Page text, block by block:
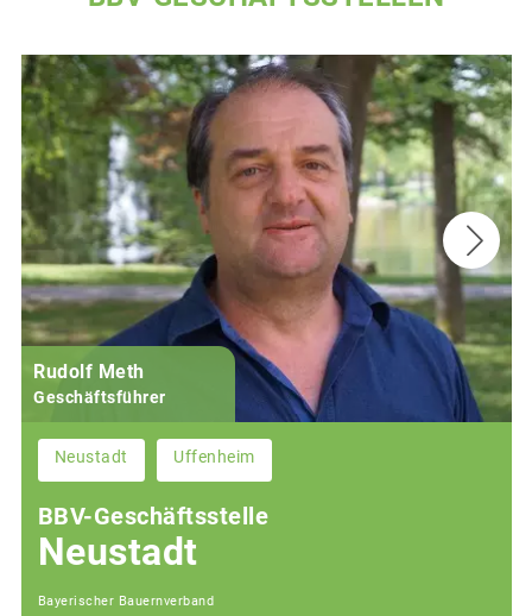
Rudolf Meth
Geschäftsführer
Neustadt Uffenheim
BBV-Geschäftsstelle
Neustadt
Bayerischer Bauernverband